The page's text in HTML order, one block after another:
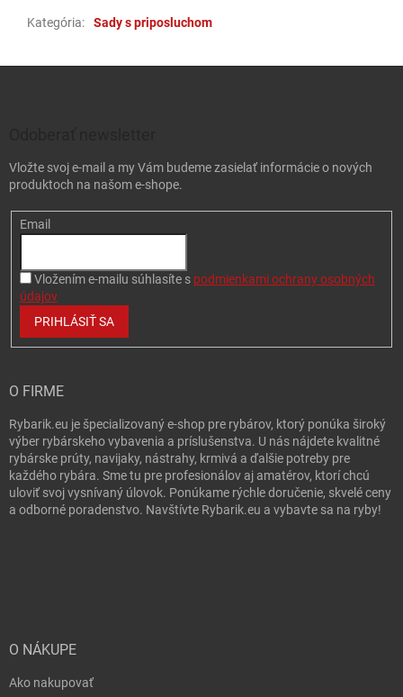
Kategória: Sady s priposluchom
Vložte svoj e-mail a my Vám budeme zasielať informácie o nových
produktoch na našom e-shope.
Email
Vložením e-mailu súhlasíte s podmienkami ochrany osobných
údajov
PRIHLÁSIŤ SA
O FIRME
Rybarik.eu je špecializovaný e-shop pre rybárov, ktorý ponúka široký
výber rybárskeho vybavenia a príslušenstva. U nás nájdete kvalitné
rybárske prúty, navijaky, nástrahy, krmivá a ďalšie potreby pre
každého rybára. Sme tu pre profesionálov aj amatérov, ktorí chcú
uloviť svoj vysnívaný úlovok. Ponúkame rýchle doručenie, skvelé ceny
a odborné poradenstvo. Navštívte Rybarik.eu a vybavte sa na ryby!
O NÁKUPE
Ako nakupovať